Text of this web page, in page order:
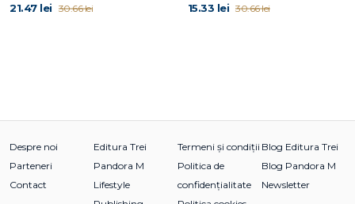
21.47 lei 30.66 lei 15.33 lei 30.66 lei
Despre noi
Parteneri
Contact
Editura Trei
Pandora M
Lifestyle
Termeni și condiții
Politica de
confidențialitate
Blog Editura Trei
Blog Pandora M
Newsletter